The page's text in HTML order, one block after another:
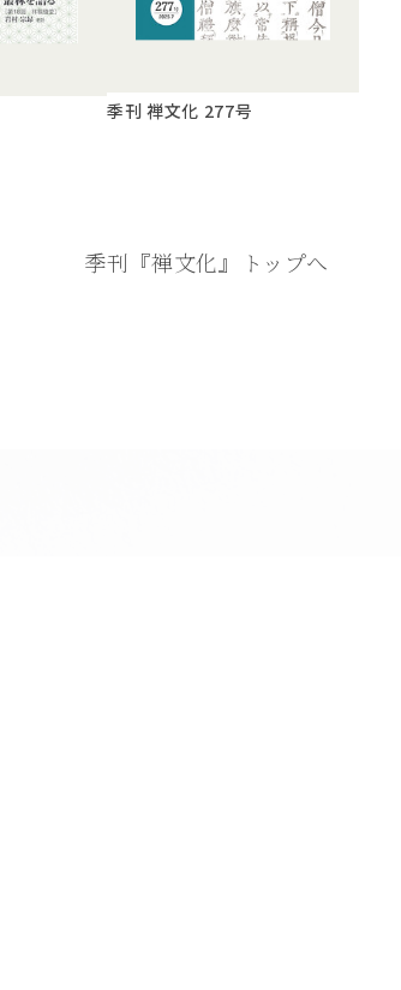
季刊 禅文化 277号
季刊『禅文化』 トップへ